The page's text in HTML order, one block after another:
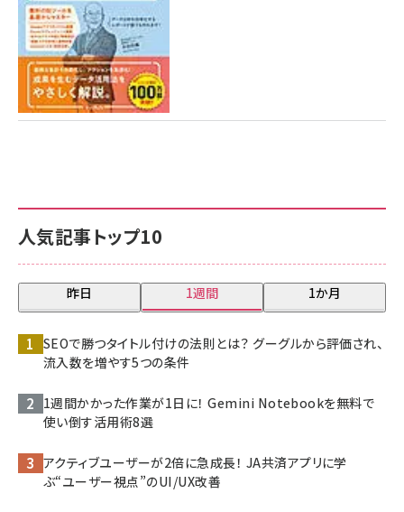
人気記事トップ10
昨日 1週間 1か月
SEOで勝つタイトル付けの法則とは？ グーグルから評価され、
流入数を増やす5つの条件
1週間かかった作業が1日に！ Gemini Notebookを無料で
使い倒す活用術8選
アクティブユーザーが2倍に急成長！ JA共済アプリに学
ぶ“ユーザー視点”のUI/UX改善